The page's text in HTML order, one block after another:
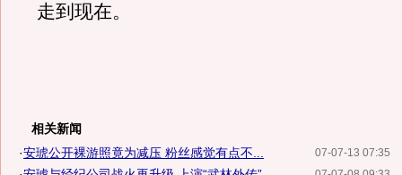
走到现在。
相关新闻
07-07-13 07:35
·安琥公开裸游照竟为减压 粉丝感觉有点不...